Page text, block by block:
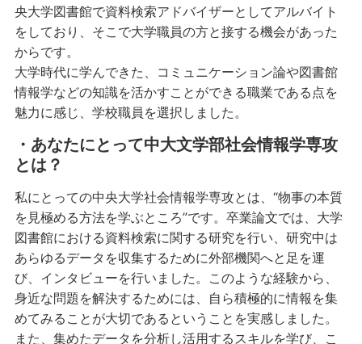
央大学図書館で資料検索アドバイザーとしてアルバイト
をしており、そこで大学職員の方と接する機会があった
からです。
大学時代に学んできた、コミュニケーション論や図書館
情報学などの知識を活かすことができる職業である点を
魅力に感じ、学校職員を選択しました。
・あなたにとって中大文学部社会情報学専攻
とは？
私にとっての中央大学社会情報学専攻とは、“物事の本質
を見極める方法を学ぶところ”です。卒業論文では、大学
図書館における資料検索に関する研究を行い、研究中は
あらゆるデータを収集するために外部機関へと足を運
び、インタビューを行いました。このような経験から、
身近な問題を解決するためには、自ら積極的に情報を集
めてみることが大切であるということを実感しました。
また、集めたデータを分析し活用するスキルを学び、こ